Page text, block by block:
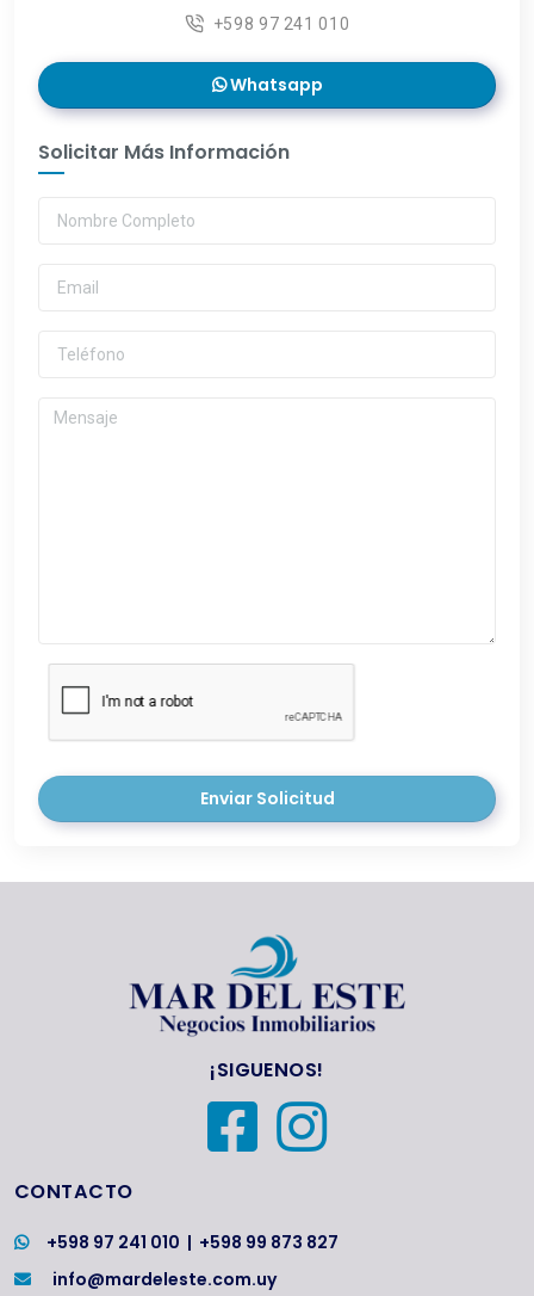
+598 97 241 010
Whatsapp
Solicitar Más Información
Enviar Solicitud
¡SIGUENOS!
CONTACTO
+598 97 241 010 | +598 99 873 827
info@mardeleste.com.uy